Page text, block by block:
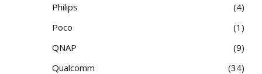
Philips
4
Poco
1
QNAP
9
Qualcomm
34